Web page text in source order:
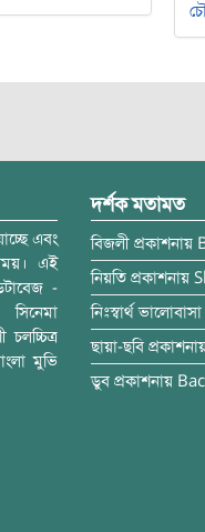
এবং
এই
-
সিনেমা
চলচ্চিত্র
মুভি
দর্শক মতামত
বিজলী প্রকাশনায়
নিয়তি প্রকাশনায়
নিঃস্বার্থ ভালোবাসা
ছায়া-ছবি
ডুব প্রকাশনায়